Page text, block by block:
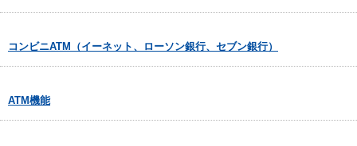
コンビニATM（イーネット、ローソン銀行、セブン銀行）
ATM機能